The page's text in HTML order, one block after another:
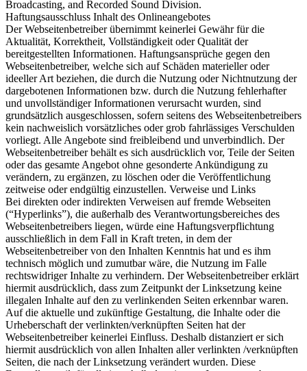
Broadcasting, and Recorded Sound Division.
Haftungsausschluss Inhalt des Onlineangebotes
Der Webseitenbetreiber übernimmt keinerlei Gewähr für die
Aktualität, Korrektheit, Vollständigkeit oder Qualität der
bereitgestellten Informationen. Haftungsansprüche gegen den
Webseitenbetreiber, welche sich auf Schäden materieller oder
ideeller Art beziehen, die durch die Nutzung oder Nichtnutzung der
dargebotenen Informationen bzw. durch die Nutzung fehlerhafter
und unvollständiger Informationen verursacht wurden, sind
grundsätzlich ausgeschlossen, sofern seitens des Webseitenbetreibers
kein nachweislich vorsätzliches oder grob fahrlässiges Verschulden
vorliegt. Alle Angebote sind freibleibend und unverbindlich. Der
Webseitenbetreiber behält es sich ausdrücklich vor, Teile der Seiten
oder das gesamte Angebot ohne gesonderte Ankündigung zu
verändern, zu ergänzen, zu löschen oder die Veröffentlichung
zeitweise oder endgültig einzustellen. Verweise und Links
Bei direkten oder indirekten Verweisen auf fremde Webseiten
(“Hyperlinks”), die außerhalb des Verantwortungsbereiches des
Webseitenbetreibers liegen, würde eine Haftungsverpflichtung
ausschließlich in dem Fall in Kraft treten, in dem der
Webseitenbetreiber von den Inhalten Kenntnis hat und es ihm
technisch möglich und zumutbar wäre, die Nutzung im Falle
rechtswidriger Inhalte zu verhindern. Der Webseitenbetreiber erklärt
hiermit ausdrücklich, dass zum Zeitpunkt der Linksetzung keine
illegalen Inhalte auf den zu verlinkenden Seiten erkennbar waren.
Auf die aktuelle und zukünftige Gestaltung, die Inhalte oder die
Urheberschaft der verlinkten/verknüpften Seiten hat der
Webseitenbetreiber keinerlei Einfluss. Deshalb distanziert er sich
hiermit ausdrücklich von allen Inhalten aller verlinkten /verknüpften
Seiten, die nach der Linksetzung verändert wurden. Diese